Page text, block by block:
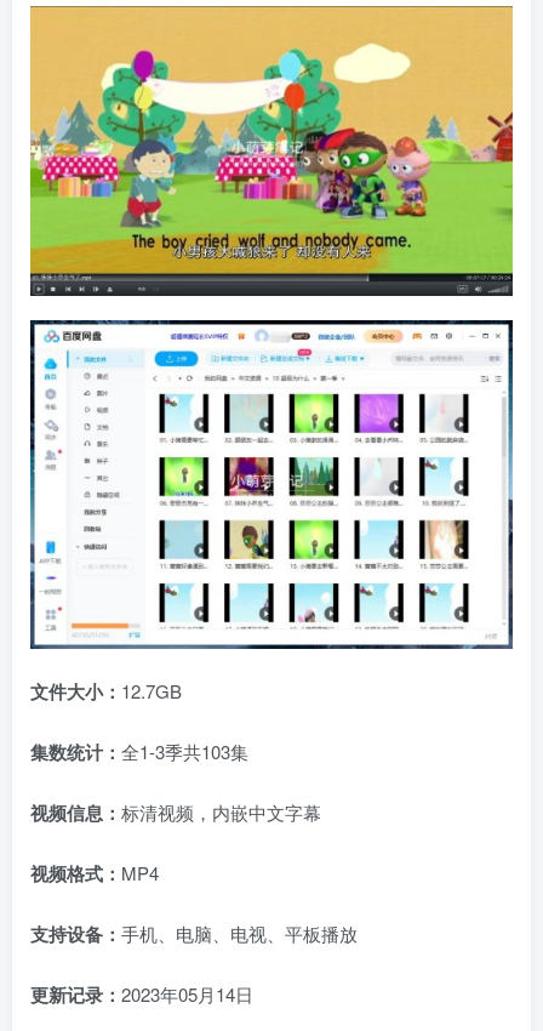
文件大小： 12.7GB
集数统计： 全1-3季共103集
视频信息： 标清视频，内嵌中文字幕
视频格式： MP4
支持设备： 手机、电脑、电视、平板播放
更新记录： 2023年05月14日